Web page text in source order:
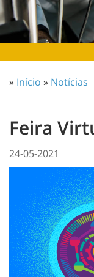
» Início » Notícias
Feira
24-05-2021